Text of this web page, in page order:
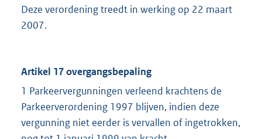
Deze verordening treedt in werking op 22 maart
2007.
Artikel 17 overgangsbepaling
1 Parkeervergunningen verleend krachtens de
Parkeerverordening 1997 blijven, indien deze
vergunning niet eerder is vervallen of ingetrokken,